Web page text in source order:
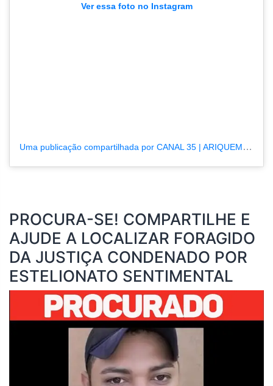
Ver essa foto no Instagram
Uma publicação compartilhada por CANAL 35 | ARIQUEMES190.COM.BR (@tvpcanal35)
PROCURA-SE! COMPARTILHE E
AJUDE A LOCALIZAR FORAGIDO
DA JUSTIÇA CONDENADO POR
ESTELIONATO SENTIMENTAL